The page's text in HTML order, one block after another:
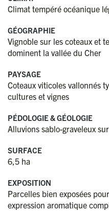
Climat tempéré océanique
GÉOGRAPHIE
Vignoble sur les coteaux et
dominent la vallée du Cher
PAYSAGE
Coteaux viticoles vallonnés
cultures et vignes
PÉDOLOGIE & GÉOLOGIE
Alluvions sablo-graveleux
SURFACE
6,5 ha
EXPOSITION
Parcelles bien exposées
expression aromatique